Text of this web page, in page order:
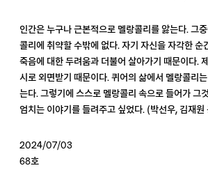
인간은 누구나 근본적으로 멜랑콜리를 앓는다. 그
콜리에 취약할 수밖에 없다. 자기 자신을 자각한 순
죽음에 대한 두려움과 더불어 살아가기 때문이다.
시로 외면받기 때문이다. 퀴어의 삶에서 멜랑콜리
는다. 그렇기에 스스로 멜랑콜리 속으로 들어가 그
엄치는 이야기를 들려주고 싶었다. (박선우, 김재원
2024/07/03
68호